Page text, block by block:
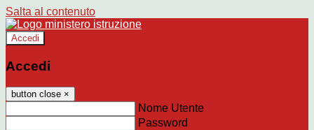
Salta al contenuto
Accedi
Accedi
button close ×
Nome Utente
Password